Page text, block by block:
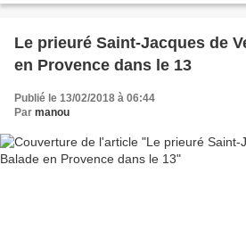
Le prieuré Saint-Jacques de
en Provence dans le 13
Publié le 13/02/2018 à 06:44
Par manou